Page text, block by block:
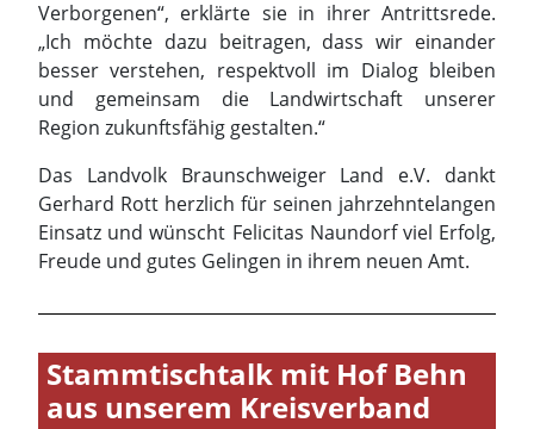
Verborgenen“, erklärte sie in ihrer Antrittsrede.
„Ich möchte dazu beitragen, dass wir einander
besser verstehen, respektvoll im Dialog bleiben
und gemeinsam die Landwirtschaft unserer
Region zukunftsfähig gestalten.“
Das Landvolk Braunschweiger Land e.V. dankt
Gerhard Rott herzlich für seinen jahrzehntelangen
Einsatz und wünscht Felicitas Naundorf viel Erfolg,
Freude und gutes Gelingen in ihrem neuen Amt.
Stammtischtalk mit Hof Behn
aus unserem Kreisverband